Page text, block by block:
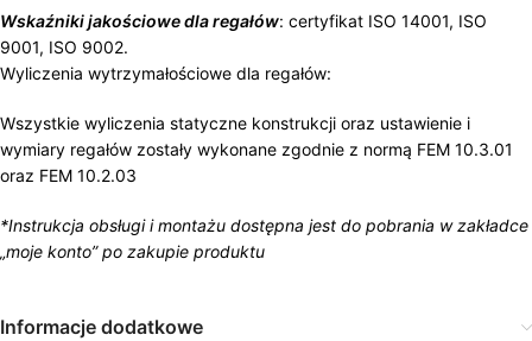
Wskaźniki jakościowe dla regałów: certyfikat ISO 14001, ISO
9001, ISO 9002.
Wyliczenia wytrzymałościowe dla regałów:
Wszystkie wyliczenia statyczne konstrukcji oraz ustawienie i
wymiary regałów zostały wykonane zgodnie z normą FEM 10.3.01
oraz FEM 10.2.03
*Instrukcja obsługi i montażu dostępna jest do pobrania w zakładce
„moje konto” po zakupie produktu
Informacje dodatkowe